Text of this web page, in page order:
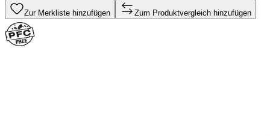
Zur Merkliste hinzufügen Zum Produktvergleich hinzufügen